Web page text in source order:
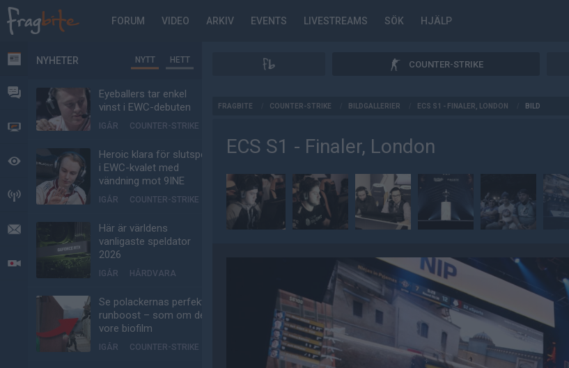
FORUM VIDEO ARKIV EVENTS LIVESTREAMS SÖK HJÄLP
NYHETER
FORUM
VIDEO
BEVAKAT
HÄNDELSER
LIVESÄNDNINGAR
NYHETER NYTT HETT
Eyeballers tar enkel
vinst i EWC-debuten
IGÅR COUNTER-STRIKE
Heroic klara för slutspel
i EWC-kvalet med
vändning mot 9INE
IGÅR COUNTER-STRIKE
Här är världens
vanligaste speldator
2026
IGÅR HÅRDVARA
Se polackernas perfekta
runboost – som om det
vore biofilm
IGÅR COUNTER-STRIKE
COUNTER-STRIKE
FRAGBITE COUNTER-STRIKE BILDGALLERIER ECS S1 - FINALER, LONDON BILD
ECS S1 - Finaler, London